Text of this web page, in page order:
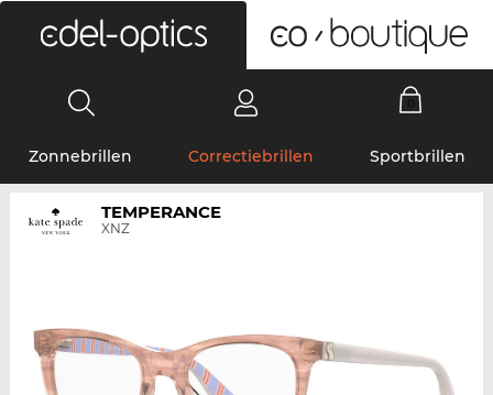
Zonnebrillen Correctiebrillen Sportbrillen
TEMPERANCE
XNZ